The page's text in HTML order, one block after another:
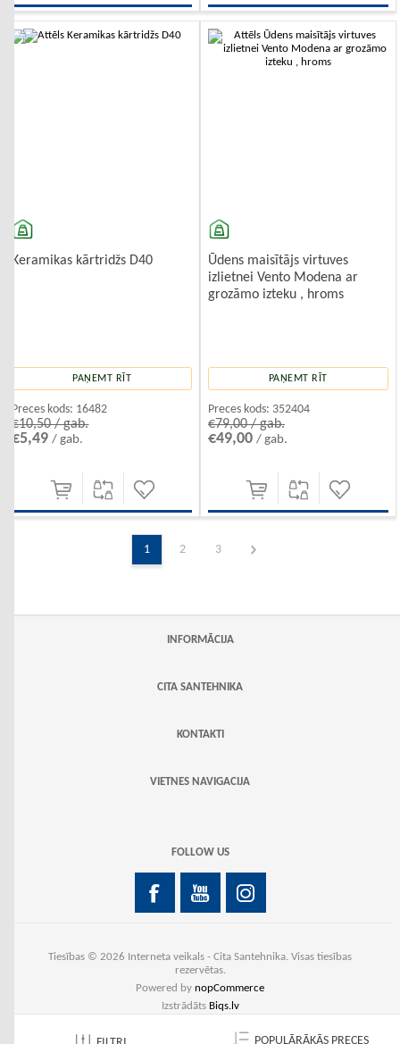
Keramikas kārtridžs D40
PAŅEMT RĪT
Preces kods: 16482
€10,50 / gab.
€5,49/ gab.
Ūdens maisītājs virtuves
izlietnei Vento Modena ar
grozāmo izteku , hroms
PAŅEMT RĪT
Preces kods: 352404
€79,00 / gab.
€49,00 / gab.
1 2 3
INFORMĀCIJA
CITA SANTEHNIKA
KONTAKTI
VIETNES NAVIGACIJA
FOLLOW US
Tiesības © 2026 Interneta veikals - Cita Santehnika. Visas tiesības
rezervētas.
Powered by nopCommerce
Izstrādāts Biqs.lv
POPULĀRĀKĀS PRECES